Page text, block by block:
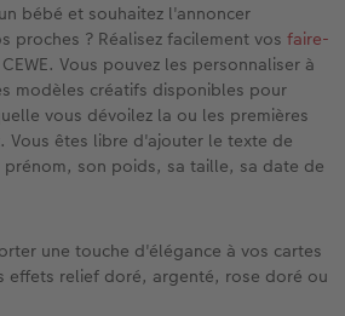
bébé et souhaitez l'annoncer
proches ? Réalisez facilement vosfaire-
Vous pouvez les personnaliser à
modèles créatifs disponibles pour
vous dévoilez la ou les premières
êtes libre d'ajouter le texte de
son poids, sa taille, sa date de
une touche d'élégance à vos cartes
effets relief doré, argenté, rose doré ou